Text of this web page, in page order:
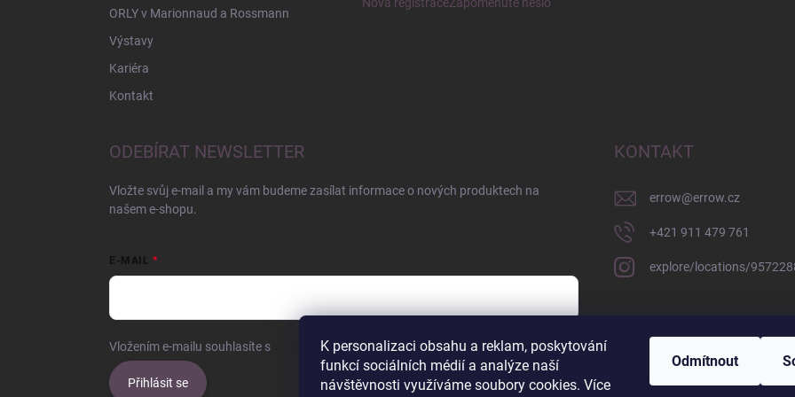
K personalizaci obsahu a reklam, poskytování
funkcí sociálních médií a analýze naší
návštěvnosti využíváme soubory cookies. Více
Odmítnout
ORLY v Marionnaud a Rossmann
Výstavy
Kariéra
Kontakt
ODEBÍRAT NEWSLETTER
Vložte svůj e-mail a my vám budeme zasílat informace o nových produktech na
našem e-shopu.
E-MAIL
Vložením e-mailu souhlasíte s podmínkami ochrany osobních údajů
Přihlásit se
KONTAKT
errow@errow.cz
+421 911 479 761
explore/locations/